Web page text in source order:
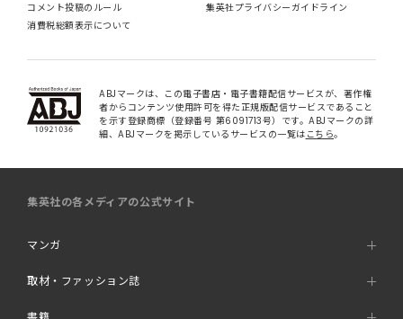
コメント投稿のルール
集英社プライバシーガイドライン
消費税総額表示について
ABJマークは、この電子書店・電子書籍配信サービスが、著作権
者からコンテンツ使用許可を得た正規版配信サービスであること
を示す登録商標（登録番号 第6091713号）です。ABJマークの詳
細、ABJマークを掲示しているサービスの一覧は こちら。
集英社の各メディアの公式サイト
マンガ
取材・ファッション誌